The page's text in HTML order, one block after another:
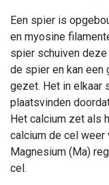
Een spier is
en myosine
spier schuiven
de spier en kan een
gezet. Het in elkaar
plaatsvinden
Het calcium zet als
calcium de cel weer
Magnesium (Ma)
cel.